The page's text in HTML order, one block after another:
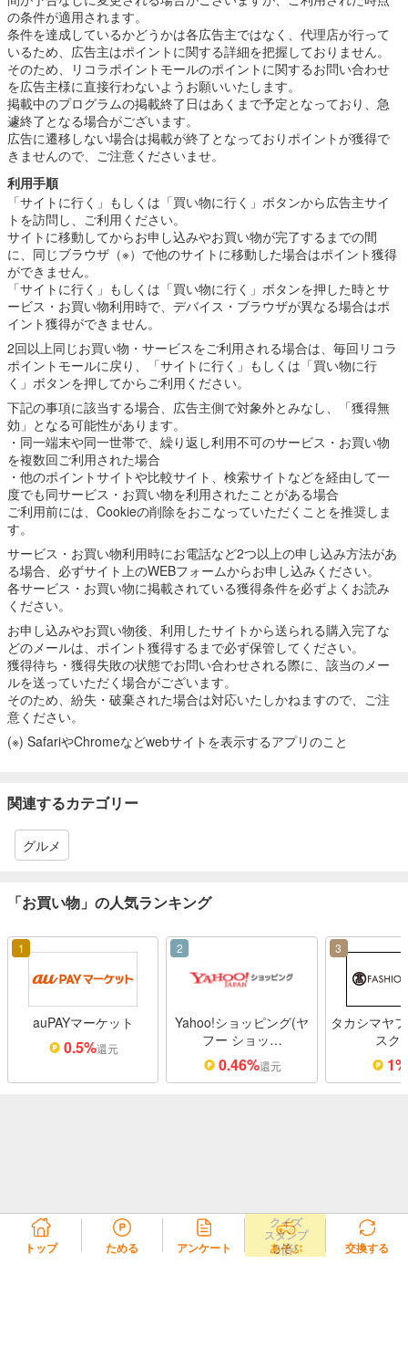
の条件が適用されます。
条件を達成しているかどうかは各広告主ではなく、代理店が行って
いるため、広告主はポイントに関する詳細を把握しておりません。
そのため、リコラポイントモールのポイントに関するお問い合わせ
を広告主様に直接行わないようお願いいたします。
掲載中のプログラムの掲載終了日はあくまで予定となっており、急
遽終了となる場合がございます。
広告に遷移しない場合は掲載が終了となっておりポイントが獲得で
きませんので、ご注意くださいませ。
利用手順
「サイトに行く」もしくは「買い物に行く」ボタンから広告主サイ
トを訪問し、ご利用ください。
サイトに移動してからお申し込みやお買い物が完了するまでの間
に、同じブラウザ（※）で他のサイトに移動した場合はポイント獲得
ができません。
「サイトに行く」もしくは「買い物に行く」ボタンを押した時とサ
ービス・お買い物利用時で、デバイス・ブラウザが異なる場合はポ
イント獲得ができません。
2回以上同じお買い物・サービスをご利用される場合は、毎回リコラ
ポイントモールに戻り、「サイトに行く」もしくは「買い物に行
く」ボタンを押してからご利用ください。
下記の事項に該当する場合、広告主側で対象外とみなし、「獲得無
効」となる可能性があります。
・同一端末や同一世帯で、繰り返し利用不可のサービス・お買い物
を複数回ご利用された場合
・他のポイントサイトや比較サイト、検索サイトなどを経由して一
度でも同サービス・お買い物を利用されたことがある場合
ご利用前には、Cookieの削除をおこなっていただくことを推奨しま
す。
サービス・お買い物利用時にお電話など2つ以上の申し込み方法があ
る場合、必ずサイト上のWEBフォームからお申し込みください。
各サービス・お買い物に掲載されている獲得条件を必ずよくお読み
ください。
お申し込みやお買い物後、利用したサイトから送られる購入完了な
どのメールは、ポイント獲得するまで必ず保管してください。
獲得待ち・獲得失敗の状態でお問い合わせされる際に、該当のメー
ルを送っていただく場合がございます。
そのため、紛失・破棄された場合は対応いたしかねますので、ご注
意ください。
(※) SafariやChromeなどwebサイトを表示するアプリのこと
関連するカテゴリー
グルメ
「お買い物」の人気ランキング
1
auPAYマーケット
0.5%還元
2
Yahoo!ショッピング(ヤ
フー ショッ…
0.46%還元
3
タカシマヤ
スク
1%
トップ ためる アンケート あそぶ
クイズ
スタンプ
2倍! 交換する